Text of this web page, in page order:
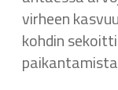
virheen
kohdin